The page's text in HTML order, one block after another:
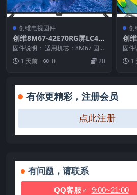
创维电视固件
创维8M67-42E70RG屏LC42
0EUN-SDV1_U盘刷机固件
固件说明： 适用机芯：8M67 固件
大小：130 M 刷机方法： 第一种
方法： ...
1 天前 0 20
创
创
数
固件
机
刷机
1
有你更精彩，注册会员
点此注册
有问题，请联系
QQ客服♂ 9:00~21:00